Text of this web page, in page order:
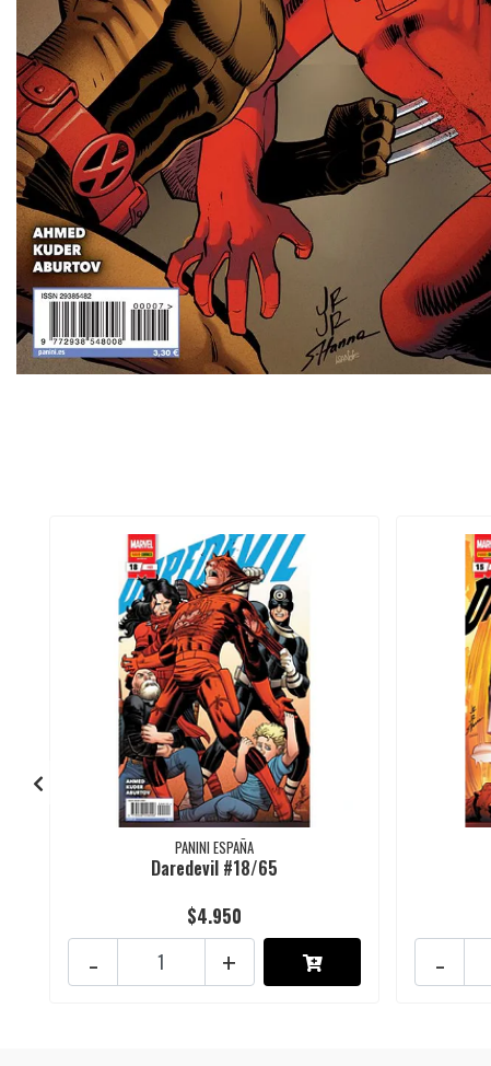
PANINI ESPAÑA
Daredevil #18/65
$4.950
+
- -